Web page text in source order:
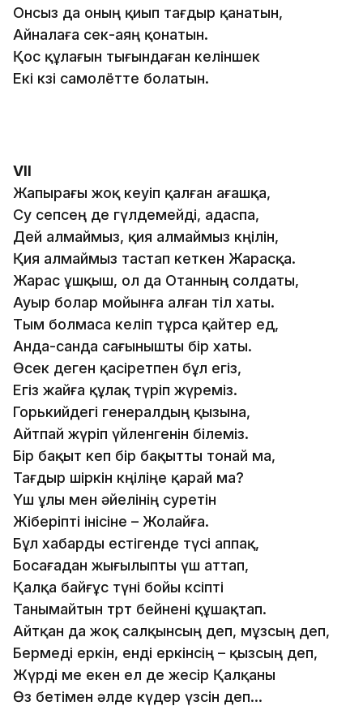
Онсыз да оның қиып тағдыр қанатын,
Айналаға өсек-аяң қонатын.
Қос құлағын тығындаған келіншек
Екі көзі самолётте болатын.
VІІ
Жапырағы жоқ кеуіп қалған ағашқа,
Су сепсең де гүлдемейді, адаспа,
Дей алмаймыз, қия алмаймыз көңілін,
Қия алмаймыз тастап кеткен Жарасқа.
Жарас ұшқыш, ол да Отанның солдаты,
Ауыр болар мойынға алған тіл хаты.
Тым болмаса келіп тұрса қайтер ед,
Анда-санда сағынышты бір хаты.
Өсек деген қасіретпен бұл егіз,
Егіз жайға құлақ түріп жүреміз.
Горькийдегі генералдың қызына,
Айтпай жүріп үйленгенін білеміз.
Бір бақыт кеп бір бақытты тонай ма,
Тағдыр шіркін көңіліңе қарай ма?
Үш ұлы мен әйелінің суретін
Жіберіпті інісіне – Жолайға.
Бұл хабарды естігенде түсі аппақ,
Босағадан жығылыпты үш аттап,
Қалқа байғұс түні бойы өксіпті
Танымайтын төрт бейнені құшақтап.
Айтқан да жоқ салқынсың деп, мұзсың деп,
Бермеді еркін, енді еркінсің – қызсың деп,
Жүрді ме екен ел де жесір Қалқаны
Өз бетімен әлде күдер үзсін деп…